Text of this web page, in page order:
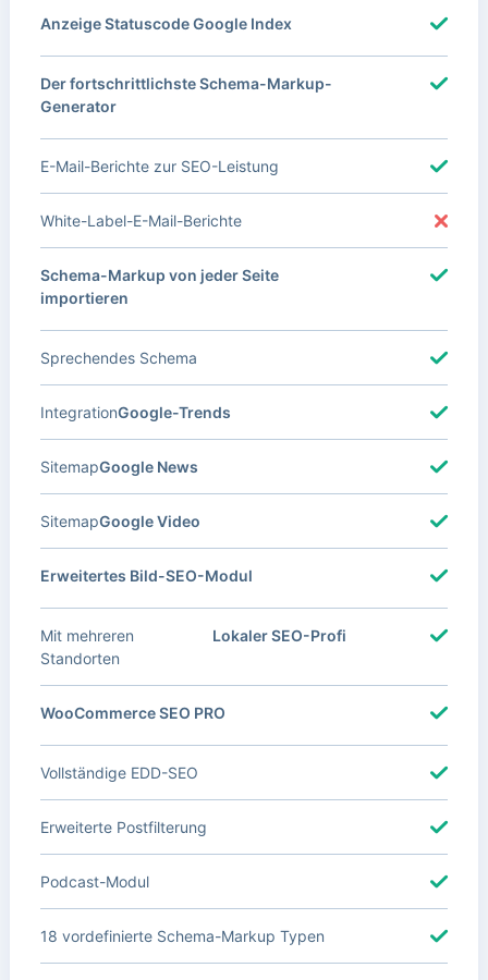
Anzeige Statuscode Google Index
Der fortschrittlichste Schema-Markup-
Generator
E-Mail-Berichte zur SEO-Leistung
White-Label-E-Mail-Berichte
Schema-Markup von jeder Seite
importieren
Sprechendes Schema
Google-Trends
Integration
Google News
Sitemap
Google Video
Sitemap
Erweitertes Bild-SEO-Modul
Lokaler SEO-Profi
Mit mehreren
Standorten
WooCommerce SEO PRO
Vollständige EDD-SEO
Erweiterte Postfilterung
Podcast-Modul
18 vordefinierte Schema-Markup Typen